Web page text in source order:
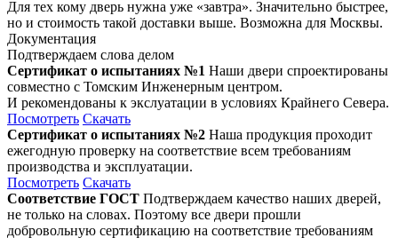
Для тех кому дверь нужна уже «завтра». Значительно быстрее,
но и стоимость такой доставки выше. Возможна для Москвы.
Документация
Подтверждаем слова делом
Сертификат о испытаниях №1 Наши двери спроектированы
совместно с Томским Инженерным центром.
И рекомендованы к экслуатации в условиях Крайнего Севера.
Посмотреть Скачать
Сертификат о испытаниях №2 Наша продукция проходит
ежегодную проверку на соответствие всем требованиям
производства и эксплуатации.
Посмотреть Скачать
Соответствие ГОСТ Подтверждаем качество наших дверей,
не только на словах. Поэтому все двери прошли
добровольную сертификацию на соответствие требованиям